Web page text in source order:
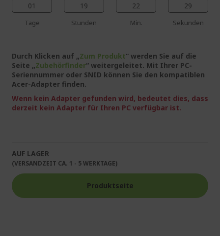
01
Tage
19
Stunden
22
Min.
28
Sekunden
Durch Klicken auf „Zum Produkt“ werden Sie auf die
Seite „Zubehörfinder“ weitergeleitet. Mit Ihrer PC-
Seriennummer oder SNID können Sie den kompatiblen
Acer-Adapter finden.
Wenn kein Adapter gefunden wird, bedeutet dies, dass
derzeit kein Adapter für Ihren PC verfügbar ist.
AUF LAGER
(VERSANDZEIT CA. 1 - 5 WERKTAGE)
Produktseite